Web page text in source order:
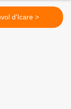
L'envol d'Icare >